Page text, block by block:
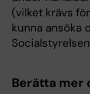
(vilket krävs
kunna ansöka
Berätta mer